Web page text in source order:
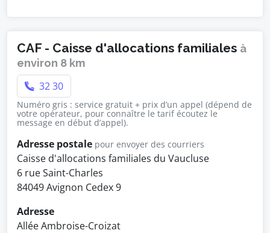
CAF - Caisse d'allocations familiales à
environ 8 km
32 30
Numéro gris : service gratuit + prix d’un appel (dépend de
votre opérateur, pour connaître le tarif écoutez le
message en début d’appel).
Adresse postale pour envoyer des courriers
Caisse d'allocations familiales du Vaucluse
6 rue Saint-Charles
84049 Avignon Cedex 9
Adresse
Allée Ambroise-Croizat